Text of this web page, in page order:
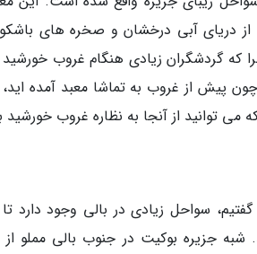
از دریای آبی درخشان و صخره های
که گردشگران زیادی هنگام غروب
پیش از غروب به تماشا معبد آمده
می توانید از آنجا به نظاره غروب خورشید
سواحل زیادی در بالی وجود دارد
شبه جزیره بوکیت در جنوب بالی مملو